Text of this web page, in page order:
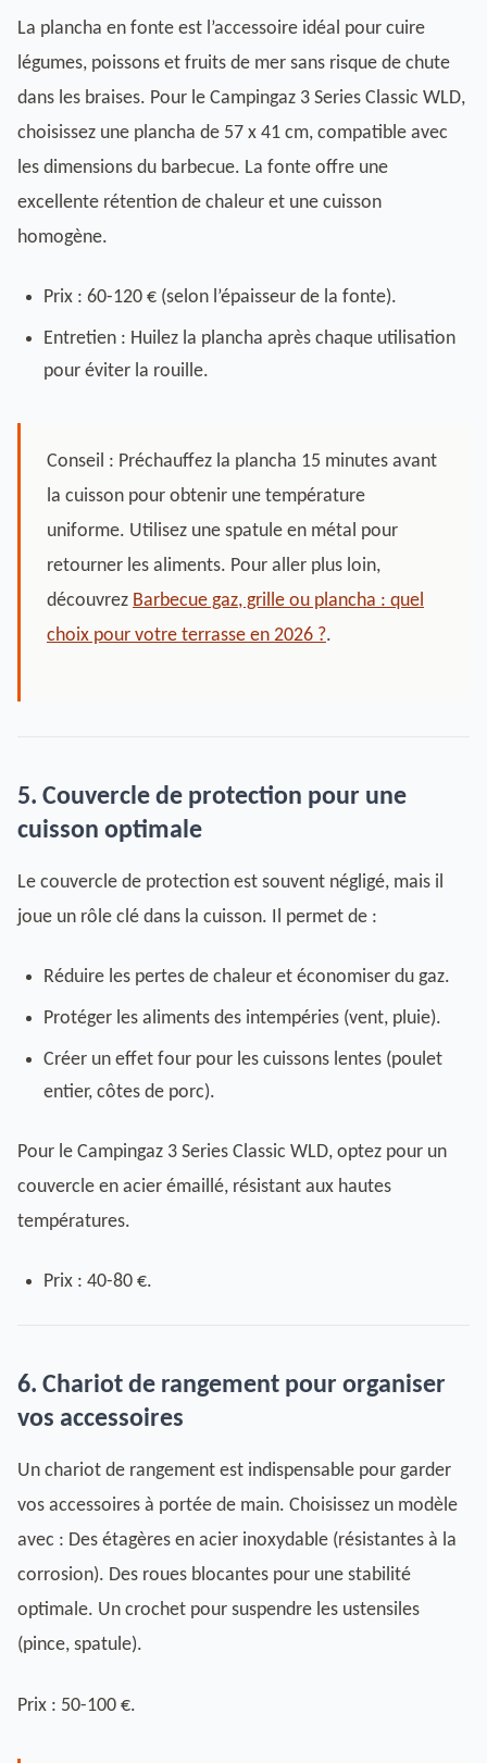
La plancha en fonte est l’accessoire idéal pour cuire
légumes, poissons et fruits de mer sans risque de chute
dans les braises. Pour le Campingaz 3 Series Classic WLD,
choisissez une plancha de 57 x 41 cm, compatible avec
les dimensions du barbecue. La fonte offre une
excellente rétention de chaleur et une cuisson
homogène.
Prix : 60-120 € (selon l’épaisseur de la fonte).
Entretien : Huilez la plancha après chaque utilisation
pour éviter la rouille.
Conseil : Préchauffez la plancha 15 minutes avant
la cuisson pour obtenir une température
uniforme. Utilisez une spatule en métal pour
retourner les aliments. Pour aller plus loin,
découvrez Barbecue gaz, grille ou plancha : quel
choix pour votre terrasse en 2026 ?.
5. Couvercle de protection pour une
cuisson optimale
Le couvercle de protection est souvent négligé, mais il
joue un rôle clé dans la cuisson. Il permet de :
Réduire les pertes de chaleur et économiser du gaz.
Protéger les aliments des intempéries (vent, pluie).
Créer un effet four pour les cuissons lentes (poulet
entier, côtes de porc).
Pour le Campingaz 3 Series Classic WLD, optez pour un
couvercle en acier émaillé, résistant aux hautes
températures.
Prix : 40-80 €.
6. Chariot de rangement pour organiser
vos accessoires
Un chariot de rangement est indispensable pour garder
vos accessoires à portée de main. Choisissez un modèle
avec : Des étagères en acier inoxydable (résistantes à la
corrosion). Des roues blocantes pour une stabilité
optimale. Un crochet pour suspendre les ustensiles
(pince, spatule).
Prix : 50-100 €.